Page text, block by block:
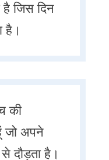
जिस दिन
है।
की
जो अपने
दौड़ता है।